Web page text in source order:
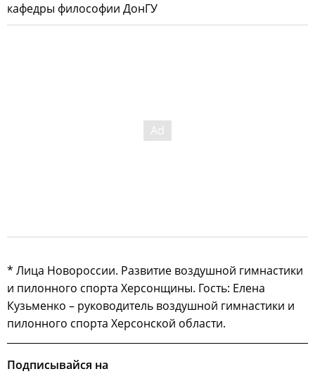
кафедры философии ДонГУ
* Лица Новороссии. Развитие воздушной гимнастики
и пилонного спорта Херсонщины. Гость: Елена
Кузьменко – руководитель воздушной гимнастики и
пилонного спорта Херсонской области.
Подписывайся на